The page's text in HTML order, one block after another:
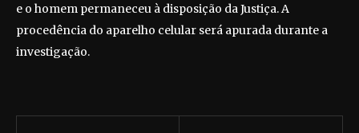
e o homem permaneceu à disposição da Justiça. A
procedência do aparelho celular será apurada durante a
investigação.